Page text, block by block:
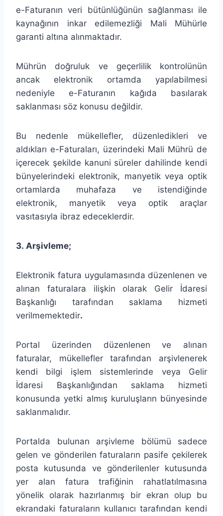
e-Faturanın veri bütünlüğünün sağlanması ile
kaynağının inkar edilemezliği Mali Mühürle
garanti altına alınmaktadır.
Mührün doğruluk ve geçerlilik kontrolünün
ancak elektronik ortamda yapılabilmesi
nedeniyle e-Faturanın kağıda basılarak
saklanması söz konusu değildir.
Bu nedenle mükellefler, düzenledikleri ve
aldıkları e-Faturaları, üzerindeki Mali Mührü de
içerecek şekilde kanuni süreler dahilinde kendi
bünyelerindeki elektronik, manyetik veya optik
ortamlarda muhafaza ve istendiğinde
elektronik, manyetik veya optik araçlar
vasıtasıyla ibraz edeceklerdir.
3. Arşivleme;
Elektronik fatura uygulamasında düzenlenen ve
alınan faturalara ilişkin olarak Gelir İdaresi
Başkanlığı tarafından saklama hizmeti
verilmemektedir.
Portal üzerinden düzenlenen ve alınan
faturalar, mükellefler tarafından arşivlenerek
kendi bilgi işlem sistemlerinde veya Gelir
İdaresi Başkanlığından saklama hizmeti
konusunda yetki almış kuruluşların bünyesinde
saklanmalıdır.
Portalda bulunan arşivleme bölümü sadece
gelen ve gönderilen faturaların pasife çekilerek
posta kutusunda ve gönderilenler kutusunda
yer alan fatura trafiğinin rahatlatılmasına
yönelik olarak hazırlanmış bir ekran olup bu
ekrandaki faturaların kullanıcı tarafından kendi